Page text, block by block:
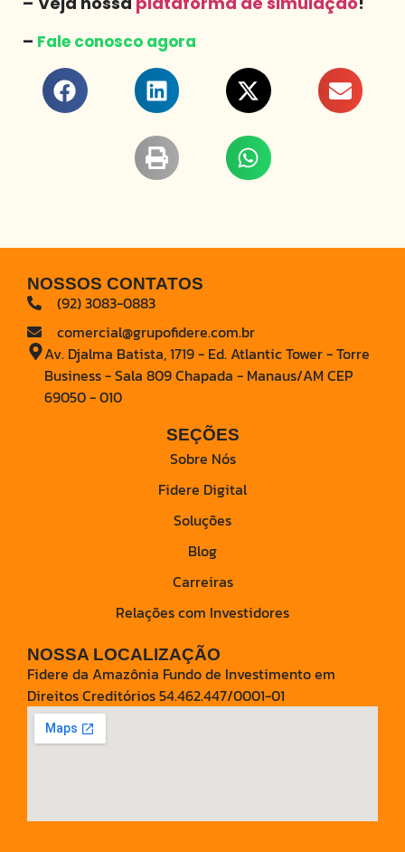
– Fale conosco agora
NOSSOS CONTATOS
(92) 3083-0883
comercial@grupofidere.com.br
Av. Djalma Batista, 1719 - Ed. Atlantic Tower - Torre
Business - Sala 809 Chapada - Manaus/AM CEP
69050 - 010
SEÇÕES
Sobre Nós
Fidere Digital
Soluções
Blog
Carreiras
Relações com Investidores
NOSSA LOCALIZAÇÃO
Fidere da Amazônia Fundo de Investimento em
Direitos Creditórios 54.462.447/0001-01